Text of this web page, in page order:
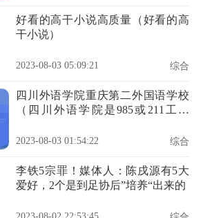
好看的高干小说高质量（好看的高
干小说）
2023-08-03 05:09:21 综合
四川外语学院重庆第二外国语学校
（四川外语学院是985或211工程
2023-08-03 01:54:22 综合
李铁5宗罪！媒体人：陈戌源有5大
爱好，2个是到足协后”培养“出来的